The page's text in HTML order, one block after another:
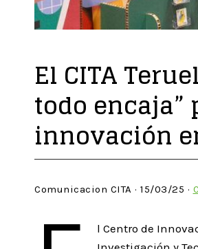
El CITA
todo
innovación
Comunicacion CITA · 15/03/25 ·
l Centro de